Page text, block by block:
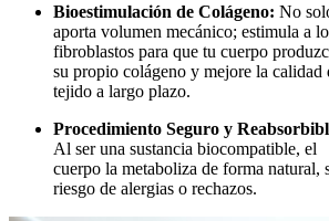
Bioestimulación de Colágeno: No
aporta volumen mecánico; estimula a
fibroblastos para que tu cuerpo
su propio colágeno y mejore la calidad
tejido a largo plazo.
Procedimiento Seguro y
Al ser una sustancia biocompatible, el
cuerpo la metaboliza de forma natural,
riesgo de alergias o rechazos.